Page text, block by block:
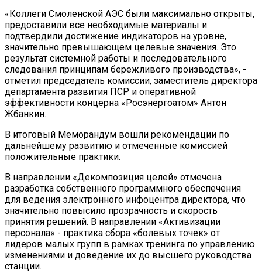
«Коллеги Смоленской АЭС были максимально открыты,
предоставили все необходимые материалы и
подтвердили достижение индикаторов на уровне,
значительно превышающем целевые значения. Это
результат системной работы и последовательного
следования принципам бережливого производства», -
отметил председатель комиссии, заместитель директора
департамента развития ПСР и оперативной
эффективности концерна «Росэнергоатом» Антон
Жбанкин.
В итоговый Меморандум вошли рекомендации по
дальнейшему развитию и отмеченные комиссией
положительные практики.
В направлении «Декомпозиция целей» отмечена
разработка собственного программного обеспечения
для ведения электронного инфоцентра директора, что
значительно повысило прозрачность и скорость
принятия решений. В направлении «Активизации
персонала» - практика сбора «болевых точек» от
лидеров малых групп в рамках тренинга по управлению
изменениями и доведение их до высшего руководства
станции.